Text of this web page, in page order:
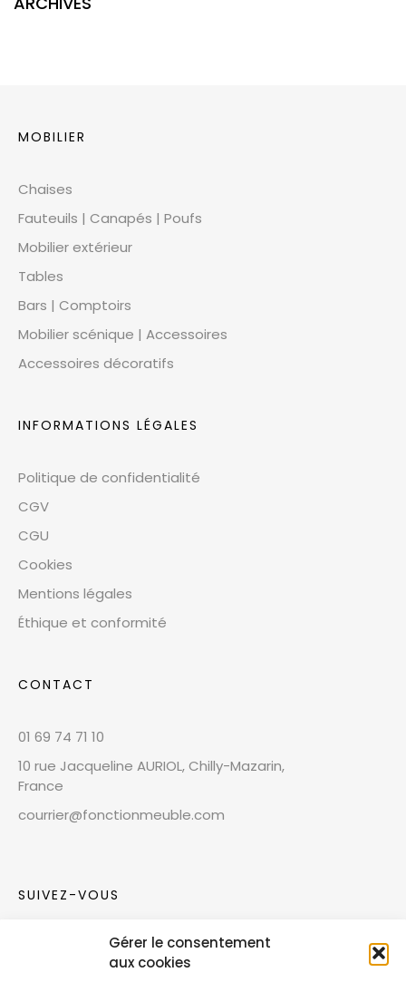
Gérer le consentement
aux cookies
MOBILIER
Chaises
Fauteuils | Canapés | Poufs
Mobilier extérieur
Tables
Bars | Comptoirs
Mobilier scénique | Accessoires
Accessoires décoratifs
INFORMATIONS LÉGALES
Politique de confidentialité
CGV
CGU
Cookies
Mentions légales
Éthique et conformité
CONTACT
01 69 74 71 10
10 rue Jacqueline AURIOL, Chilly-Mazarin,
France
courrier@fonctionmeuble.com
SUIVEZ-VOUS
Rejoignez notre communauté sur les réseaux